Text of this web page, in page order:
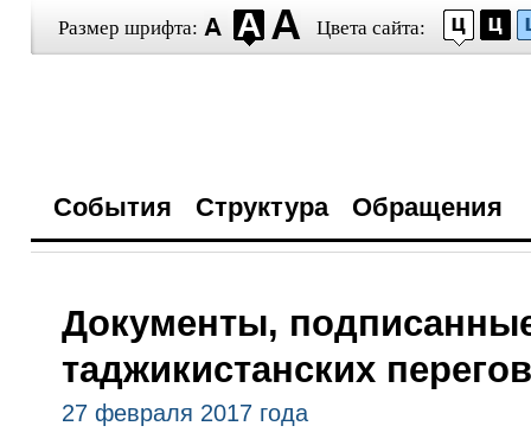
Размер шрифта: Цвета сайта:
События Структура Обращения
Документы,
таджикистанских
27 февраля 2017 года